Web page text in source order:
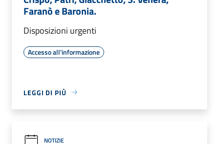
Faranò e Baronia.
Disposizioni urgenti
Accesso all'informazione
LEGGI DI PIÙ
NOTIZIE